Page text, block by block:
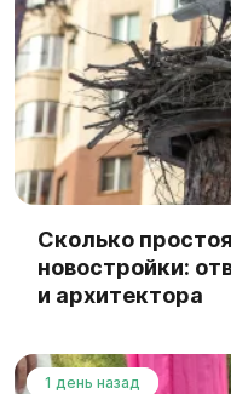
Сколько
новостройки:
и архитектора
1 день назад